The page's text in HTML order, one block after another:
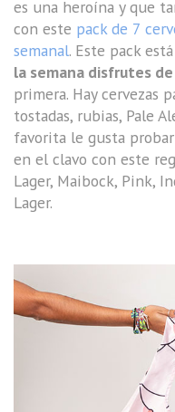
es una heroína y que
con este pack de 7
semanal. Este pack
la semana disfrutes
primera. Hay cervezas
tostadas, rubias, Pale
favorita le gusta
en el clavo con este
Lager, Maibock, Pink,
Lager.